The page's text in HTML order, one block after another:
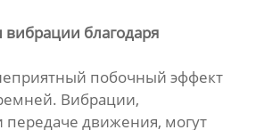
благодаря
побочный эффект
Вибрации,
движения, могут